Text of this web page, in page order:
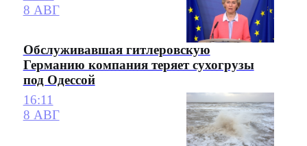
8 АВГ
Обслуживавшая гитлеровскую
Германию компания теряет сухогрузы
под Одессой
16:11
8 АВГ